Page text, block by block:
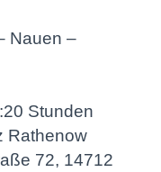
Nauen –
Stunden
Rathenow
72, 14712